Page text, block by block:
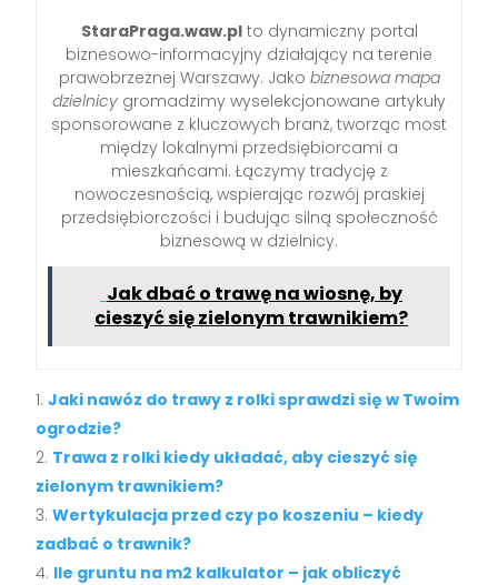
StaraPraga.waw.plto dynamiczny portal
biznesowo-informacyjny działający na terenie
prawobrzeżnej Warszawy. Jako biznesowa mapa
dzielnicy gromadzimy wyselekcjonowane artykuły
sponsorowane z kluczowych branż, tworząc most
między lokalnymi przedsiębiorcami a
mieszkańcami. Łączymy tradycję z
nowoczesnością, wspierając rozwój praskiej
przedsiębiorczości i budując silną społeczność
biznesową w dzielnicy.
Jak dbać o trawę na wiosnę, by
cieszyć się zielonym trawnikiem?
Jaki nawóz do trawy z rolki sprawdzi się w Twoim
ogrodzie?
Trawa z rolki kiedy układać, aby cieszyć się
zielonym trawnikiem?
Wertykulacja przed czy po koszeniu – kiedy
zadbać o trawnik?
Ile gruntu na m2 kalkulator – jak obliczyć